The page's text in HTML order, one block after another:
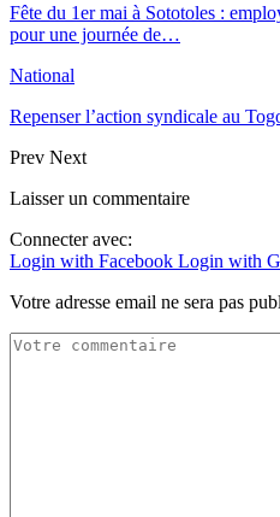
Fête du 1er mai à Sototoles :
pour une journée de…
National
Repenser l’action syndicale au
Prev Next
Laisser un commentaire
Connecter avec:
Login with Facebook Login with
Votre adresse email ne sera pas